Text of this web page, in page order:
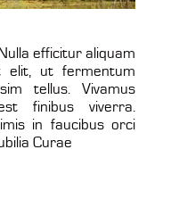
efficitur aliquam
elit, ut fermentum
tellus. Vivamus
finibus viverra.
in faucibus orci
Curae